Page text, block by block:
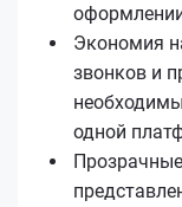
Экономия
звонков и
одной